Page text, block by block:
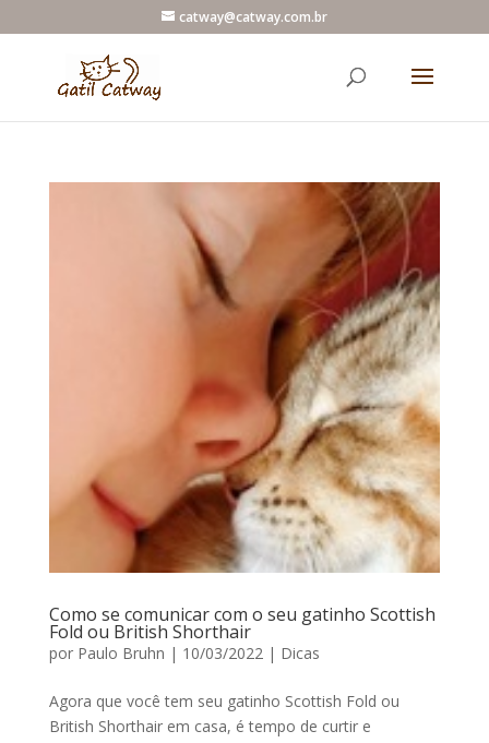
catway@catway.com.br
Como se comunicar com o seu gatinho Scottish
Fold ou British Shorthair
por Paulo Bruhn | 10/03/2022| Dicas
Agora que você tem seu gatinho Scottish Fold ou
British Shorthair em casa, é tempo de curtir e